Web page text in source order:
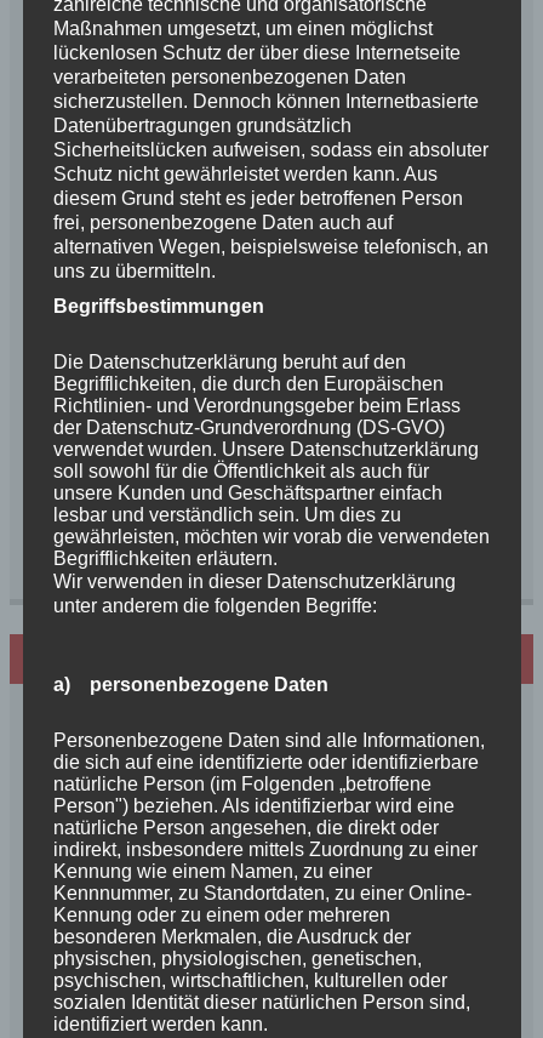
Name*
E-Mail-Adresse*
Website
Name, E-Mail-Adresse und Website in diesem
Browser für meinen nächsten Kommentar
speichern.
zahlreiche technische und organisatorische
Maßnahmen umgesetzt, um einen möglichst
lückenlosen Schutz der über diese Internetseite
verarbeiteten personenbezogenen Daten
sicherzustellen. Dennoch können Internetbasierte
Datenübertragungen grundsätzlich
Sicherheitslücken aufweisen, sodass ein absoluter
Schutz nicht gewährleistet werden kann. Aus
diesem Grund steht es jeder betroffenen Person
frei, personenbezogene Daten auch auf
alternativen Wegen, beispielsweise telefonisch, an
uns zu übermitteln.
Begriffsbestimmungen
Die Datenschutzerklärung beruht auf den
Begrifflichkeiten, die durch den Europäischen
Richtlinien- und Verordnungsgeber beim Erlass
der Datenschutz-Grundverordnung (DS-GVO)
verwendet wurden. Unsere Datenschutzerklärung
soll sowohl für die Öffentlichkeit als auch für
unsere Kunden und Geschäftspartner einfach
lesbar und verständlich sein. Um dies zu
gewährleisten, möchten wir vorab die verwendeten
Begrifflichkeiten erläutern.
Wir verwenden in dieser Datenschutzerklärung
unter anderem die folgenden Begriffe:
a) personenbezogene Daten
Personenbezogene Daten sind alle Informationen,
die sich auf eine identifizierte oder identifizierbare
natürliche Person (im Folgenden „betroffene
Person") beziehen. Als identifizierbar wird eine
natürliche Person angesehen, die direkt oder
indirekt, insbesondere mittels Zuordnung zu einer
Kennung wie einem Namen, zu einer
Kennnummer, zu Standortdaten, zu einer Online-
Kennung oder zu einem oder mehreren
besonderen Merkmalen, die Ausdruck der
physischen, physiologischen, genetischen,
psychischen, wirtschaftlichen, kulturellen oder
sozialen Identität dieser natürlichen Person sind,
identifiziert werden kann.